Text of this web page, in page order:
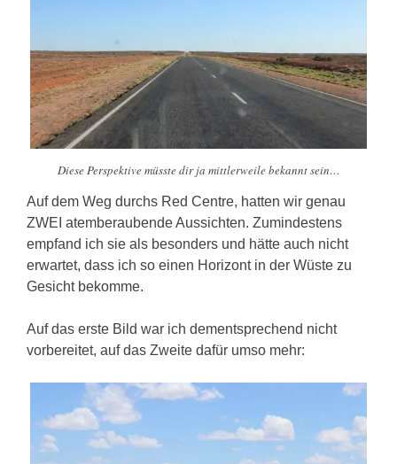
Diese Perspektive müsste dir ja mittlerweile bekannt sein…
Auf dem Weg durchs Red Centre, hatten wir genau
ZWEI atemberaubende Aussichten. Zumindestens
empfand ich sie als besonders und hätte auch nicht
erwartet, dass ich so einen Horizont in der Wüste zu
Gesicht bekomme.
Auf das erste Bild war ich dementsprechend nicht
vorbereitet, auf das Zweite dafür umso mehr: